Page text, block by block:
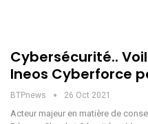
Cybersécurité..
Ineos Cyberforce
BTPnews 26 Oct 2021
Acteur majeur en matière de